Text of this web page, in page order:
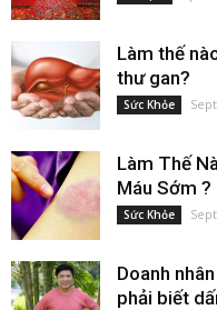
Làm thế
thư gan?
Sức Khỏe
Làm Thế
Máu Sớm ?
Sức Khỏe
Doanh
phải biết